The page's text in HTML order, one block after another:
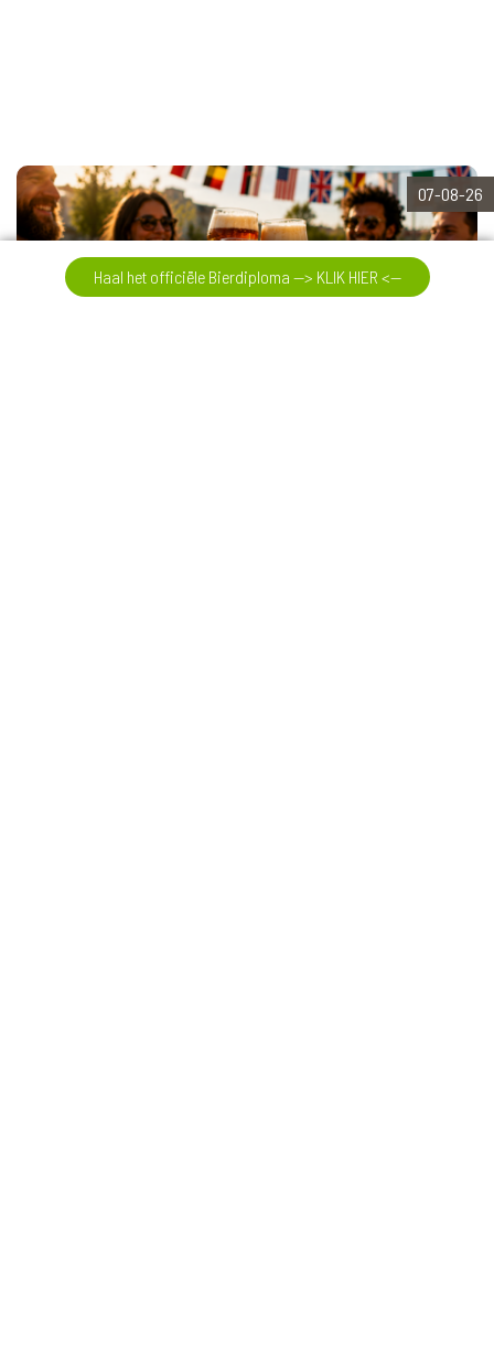
07-08-26
Haal het officiële Bierdiploma --> KLIK HIER <--